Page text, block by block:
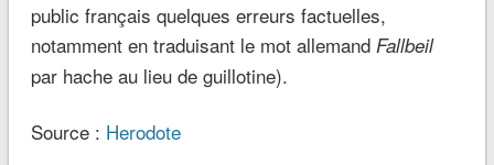
public français quelques erreurs factuelles,
notamment en traduisant le mot allemand Fallbeil
par hache au lieu de guillotine).
Source : Herodote